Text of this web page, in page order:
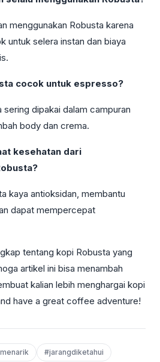
menggunakan Robusta karena
untuk selera instan dan biaya
cocok untuk espresso?
dipakai dalam campuran
body dan crema.
kesehatan dari
kaya antioksidan, membantu
dapat mempercepat
tentang kopi Robusta yang
artikel ini bisa menambah
kalian lebih menghargai kopi
have a great coffee adventure!
#jarangdiketahui